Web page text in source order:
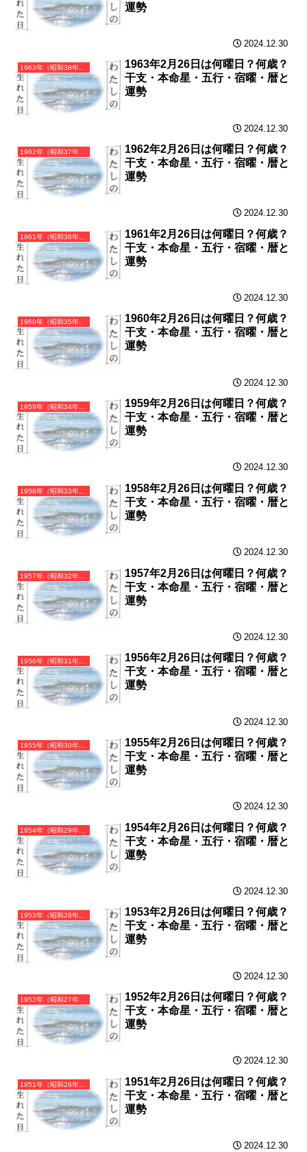
運勢
2024.12.30
1963年（昭和38年）癸卯（みずのとう）・卯年（うさぎ年）カレンダー（月曜はじまり）
1963年2月26日は何曜日？何歳？
干支・本命星・五行・宿曜・暦と
運勢
2024.12.30
1962年（昭和37年）壬寅（みずのえとら）・寅年（とら年）カレンダー（月曜はじまり）
1962年2月26日は何曜日？何歳？
干支・本命星・五行・宿曜・暦と
運勢
2024.12.30
1961年（昭和36年）辛丑（かのとうし）・丑年（うし年）カレンダー（月曜はじまり）
1961年2月26日は何曜日？何歳？
干支・本命星・五行・宿曜・暦と
運勢
2024.12.30
1960年（昭和35年）庚子（かのえね）・子年（ねずみ年）カレンダー（月曜はじまり）
1960年2月26日は何曜日？何歳？
干支・本命星・五行・宿曜・暦と
運勢
2024.12.30
1959年（昭和34年）己亥（つちのとい）・亥年（いのしし年）カレンダー（月曜はじまり）
1959年2月26日は何曜日？何歳？
干支・本命星・五行・宿曜・暦と
運勢
2024.12.30
1958年（昭和33年）戊戌（つちのえいぬ）・戌年（いぬ年）カレンダー（月曜はじまり）
1958年2月26日は何曜日？何歳？
干支・本命星・五行・宿曜・暦と
運勢
2024.12.30
1957年（昭和32年）丁酉（ひのととり）・酉年（とり年）カレンダー（月曜はじまり）
1957年2月26日は何曜日？何歳？
干支・本命星・五行・宿曜・暦と
運勢
2024.12.30
1956年（昭和31年）丙申（ひのえさる）・申年（さる年）カレンダー（月曜はじまり）
1956年2月26日は何曜日？何歳？
干支・本命星・五行・宿曜・暦と
運勢
2024.12.30
1955年（昭和30年）乙未（きのとひつじ）・未年（ひつじ年）カレンダー（月曜はじまり）
1955年2月26日は何曜日？何歳？
干支・本命星・五行・宿曜・暦と
運勢
2024.12.30
1954年（昭和29年）甲午（きのえうま）・午年（うま年）カレンダー（月曜はじまり）
1954年2月26日は何曜日？何歳？
干支・本命星・五行・宿曜・暦と
運勢
2024.12.30
1953年（昭和28年）癸巳（みずのとみ）・巳年（へび年）カレンダー（月曜はじまり）
1953年2月26日は何曜日？何歳？
干支・本命星・五行・宿曜・暦と
運勢
2024.12.30
1952年（昭和27年）壬辰（みずのえたつ）・辰年（たつ年）カレンダー（月曜はじまり）
1952年2月26日は何曜日？何歳？
干支・本命星・五行・宿曜・暦と
運勢
2024.12.30
1951年（昭和26年）辛卯（かのとう）・卯年（うさぎ年）カレンダー（月曜はじまり）
1951年2月26日は何曜日？何歳？
干支・本命星・五行・宿曜・暦と
運勢
2024.12.30